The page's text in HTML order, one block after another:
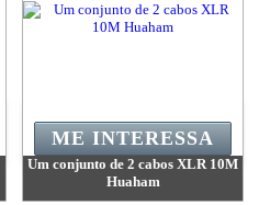
Um conjunto de 2 cabos XLR 10M
Huaham
ME INTERESSA